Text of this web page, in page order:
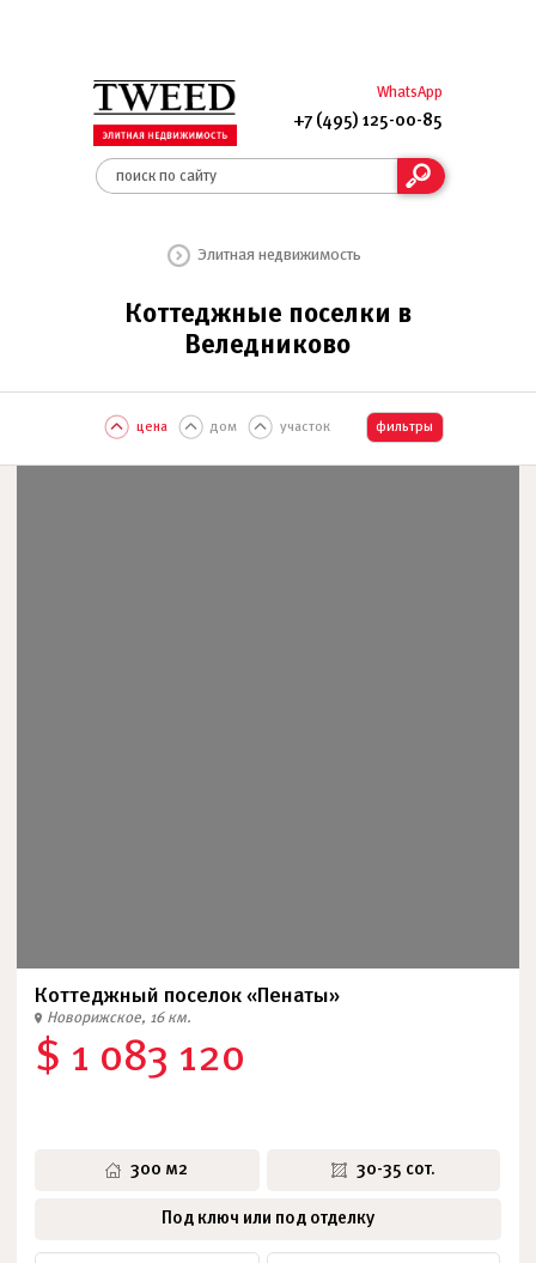
WhatsApp
+7 (495) 125-00-85
Элитная недвижимость
Коттеджные поселки в
Веледниково
цена дом участок фильтры
Коттеджный поселок «Пенаты»
Новорижское, 16 км.
$ 1 083 120
300 м2 30-35 сот.
Под ключ или под отделку